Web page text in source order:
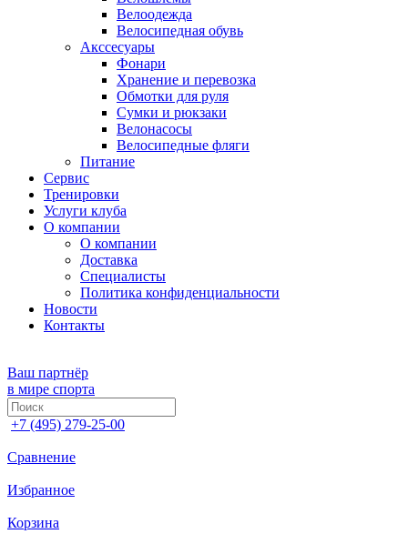
Велоодежда
Велосипедная обувь
Акссесуары
Фонари
Хранение и перевозка
Обмотки для руля
Сумки и рюкзаки
Велонасосы
Велосипедные фляги
Питание
Сервис
Тренировки
Услуги клуба
О компании
О компании
Доставка
Специалисты
Политика конфиденциальности
Новости
Контакты
Ваш партнёр
в мире спорта
+7 (495) 279-25-00
Сравнение
Избранное
Корзина